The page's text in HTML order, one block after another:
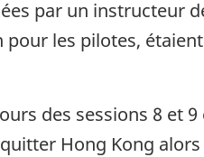
par un instructeur
les pilotes,
des sessions 8 et
Hong Kong